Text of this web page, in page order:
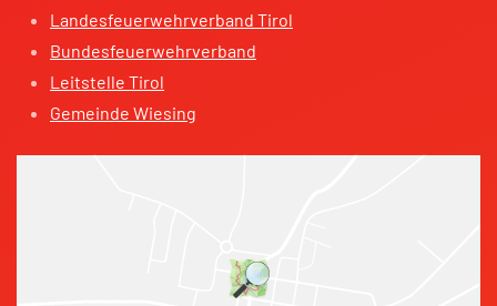
Landesfeuerwehrverband Tirol
Bundesfeuerwehrverband
Leitstelle Tirol
Gemeinde Wiesing